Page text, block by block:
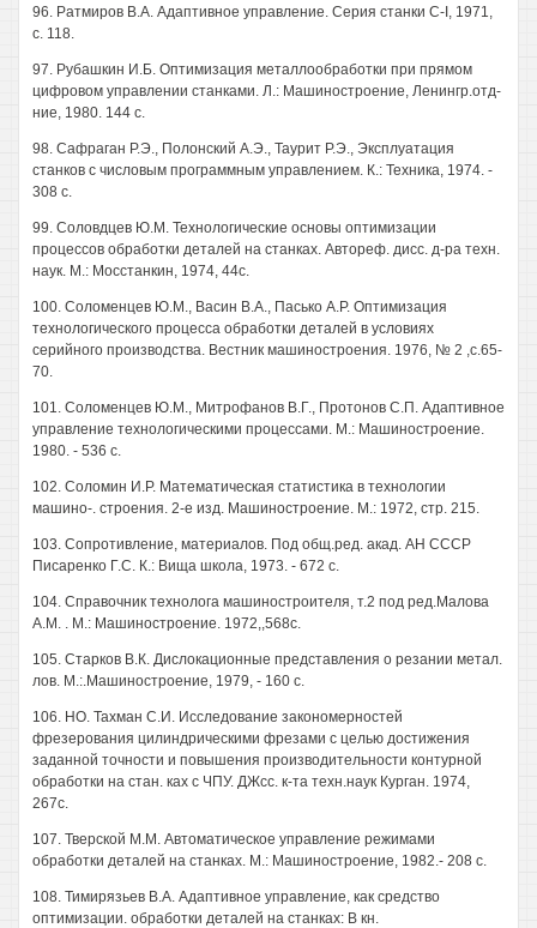
96. Ратмиров В.А. Адаптивное управление. Серия станки C-I, 1971,
с. 118.
97. Рубашкин И.Б. Оптимизация металлообработки при прямом
цифровом управлении станками. Л.: Машиностроение, Ленингр.отд-
ние, 1980. 144 с.
98. Сафраган Р.Э., Полонский А.Э., Таурит Р.Э., Эксплуатация
станков с числовым программным управлением. К.: Техника, 1974. -
308 с.
99. Соловдцев Ю.М. Технологические основы оптимизации
процессов обработки деталей на станках. Автореф. дисс. д-ра техн.
наук. М.: Мосстанкин, 1974, 44с.
100. Соломенцев Ю.М., Васин В.А., Пасько А.Р. Оптимизация
технологического процесса обработки деталей в условиях
серийного производства. Вестник машиностроения. 1976, № 2 ,с.65-
70.
101. Соломенцев Ю.М., Митрофанов В.Г., Протонов С.П. Адаптивное
управление технологическими процессами. М.: Машиностроение.
1980. - 536 с.
102. Соломин И.Р. Математическая статистика в технологии
машино-. строения. 2-е изд. Машиностроение. М.: 1972, стр. 215.
103. Сопротивление, материалов. Под общ.ред. акад. АН СССР
Писаренко Г.С. К.: Вища школа, 1973. - 672 с.
104. Справочник технолога машиностроителя, т.2 под ред.Малова
A.M. . М.: Машиностроение. 1972,,568с.
105. Старков В.К. Дислокационные представления о резании метал.
лов. М.:.Машиностроение, 1979, - 160 с.
106. НО. Тахман С.И. Исследование закономерностей
фрезерования цилиндрическими фрезами с целью достижения
заданной точности и повышения производительности контурной
обработки на стан. ках с ЧПУ. ДЖсс. к-та техн.наук Курган. 1974,
267с.
107. Тверской М.М. Автоматическое управление режимами
обработки деталей на станках. М.: Машиностроение, 1982.- 208 с.
108. Тимирязьев В.А. Адаптивное управление, как средство
оптимизации. обработки деталей на станках: В кн.